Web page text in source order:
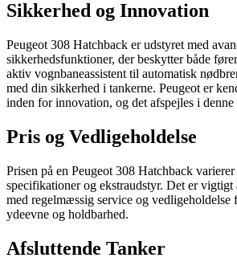
Sikkerhed og Innovation
Peugeot 308 Hatchback er udstyret med
sikkerhedsfunktioner, der beskytter både
aktiv vognbaneassistent til automatisk
med din sikkerhed i tankerne. Peugeot er
inden for innovation, og det afspejles i denne
Pris og Vedligeholdelse
Prisen på en Peugeot 308 Hatchback
specifikationer og ekstraudstyr. Det er
med regelmæssig service og vedligeholdelse
ydeevne og holdbarhed.
Afsluttende Tanker